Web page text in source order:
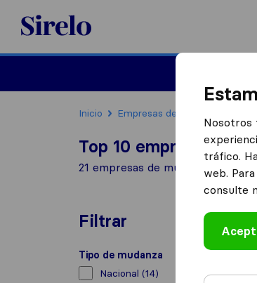
Sirelo.es
Inicio Empresas de mudanzas
Top 10 empresas de
21 empresas de mudanzas
Filtrar
Tipo de mudanza
Nacional (14)
Nosotros
tráfico.
web.
consulte